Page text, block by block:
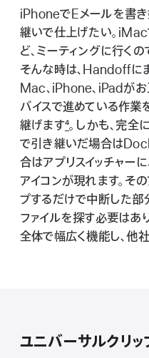
iPhoneでEメールを書き
継いで仕上げたい。iMac
ど、ミーティングに行く
そんな時は、Handoffに
Mac、iPhone、iPadが
バイスで進めている作業
継げま す4。しかも、完全
で引き継いだ場合は
合はアプリスイッチャー
アイコンが現れます。そ
プするだけで中断した部
ファイルを探す必要はあ
全体で幅広く機能し、他
ユニバーサルク リ ッ